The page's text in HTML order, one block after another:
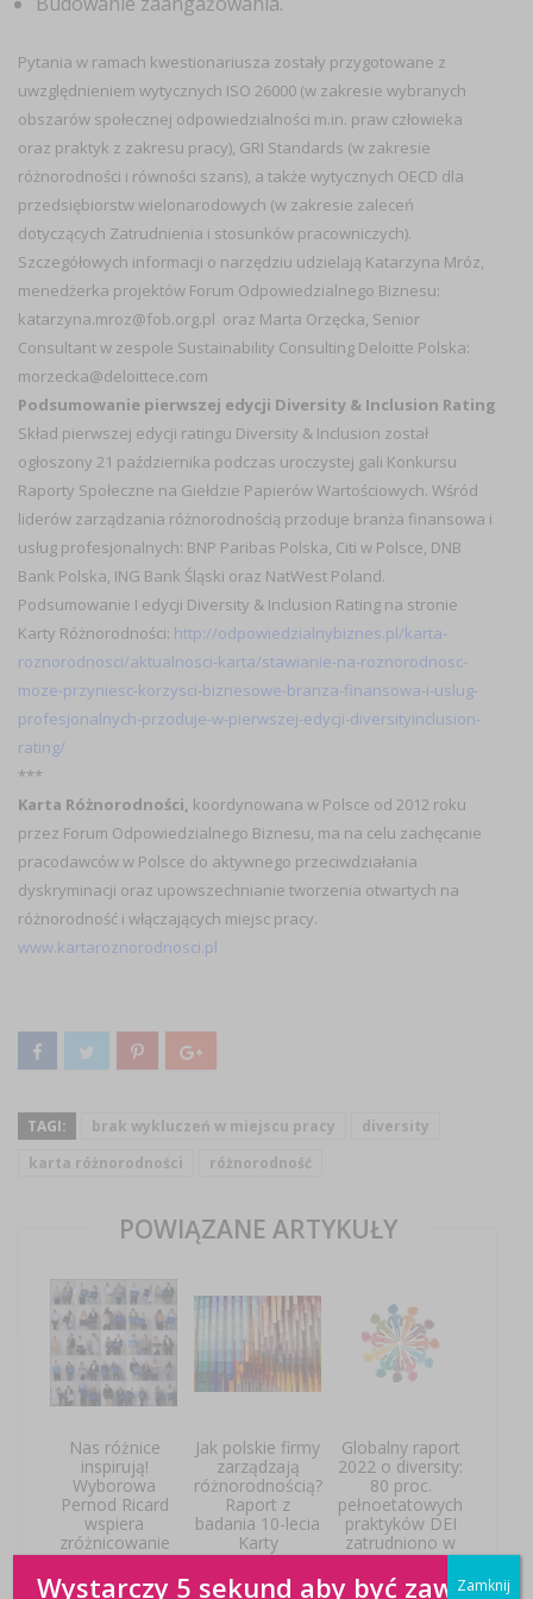
Pytania w ramach kwestionariusza zostały przygotowane z
uwzględnieniem wytycznych ISO 26000 (w zakresie wybranych
obszarów społecznej odpowiedzialności m.in. praw człowieka
oraz praktyk z zakresu pracy), GRI Standards (w zakresie
różnorodności i równości szans), a także wytycznych OECD dla
przedsiębiorstw wielonarodowych (w zakresie zaleceń
dotyczących Zatrudnienia i stosunków pracowniczych).
Szczegółowych informacji o narzędziu udzielają Katarzyna Mróz,
menedżerka projektów Forum Odpowiedzialnego Biznesu:
katarzyna.mroz@fob.org.pl oraz Marta Orzęcka, Senior
Consultant w zespole Sustainability Consulting Deloitte Polska:
morzecka@deloittece.com
Podsumowanie pierwszej edycji Diversity & Inclusion Rating
Skład pierwszej edycji ratingu Diversity & Inclusion został
ogłoszony 21 października podczas uroczystej gali Konkursu
Raporty Społeczne na Giełdzie Papierów Wartościowych. Wśród
liderów zarządzania różnorodnością przoduje branża finansowa i
usług profesjonalnych: BNP Paribas Polska, Citi w Polsce, DNB
Bank Polska, ING Bank Śląski oraz NatWest Poland.
Podsumowanie I edycji Diversity & Inclusion Rating na stronie
Karty Różnorodności: http://odpowiedzialnybiznes.pl/karta-
roznorodnosci/aktualnosci-karta/stawianie-na-roznorodnosc-
moze-przyniesc-korzysci-biznesowe-branza-finansowa-i-uslug-
profesjonalnych-przoduje-w-pierwszej-edycji-diversityinclusion-
rating/
***
Karta Różnorodności, koordynowana w Polsce od 2012 roku
przez Forum Odpowiedzialnego Biznesu, ma na celu zachęcanie
pracodawców w Polsce do aktywnego przeciwdziałania
dyskryminacji oraz upowszechnianie tworzenia otwartych na
różnorodność i włączających miejsc pracy.
www.kartaroznorodnosci.pl
TAGI: brak wykluczeń w miejscu pracy
diversity
karta różnorodności
różnorodność
POWIĄZANE ARTYKUŁY
Nas różnice
inspirują!
Wyborowa
Pernod Ricard
wspiera
zróżnicowanie
swoich
pracowników i
Jak polskie firmy
zarządzają
różnorodnością?
Raport z
badania 10-lecia
Karty
Różnorodności
w Polsce
Globalny raport
2022 o diversity:
80 proc.
pełnoetatowych
praktyków DEI
zatrudniono w
ciągu
ostatniego roku
Wystarczy 5 sekund aby być zawsze
Zamknij